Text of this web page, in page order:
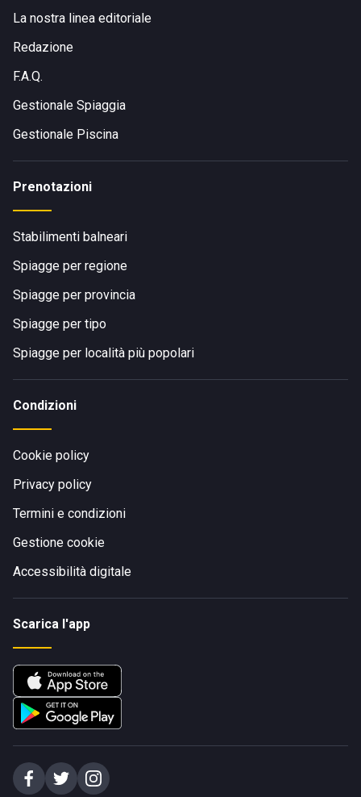
La nostra linea editoriale
Redazione
F.A.Q.
Gestionale Spiaggia
Gestionale Piscina
Prenotazioni
Stabilimenti balneari
Spiagge per regione
Spiagge per provincia
Spiagge per tipo
Spiagge per località più popolari
Condizioni
Cookie policy
Privacy policy
Termini e condizioni
Gestione cookie
Accessibilità digitale
Scarica l'app